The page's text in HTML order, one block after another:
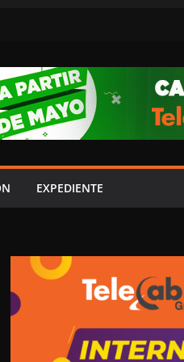
EXPEDIENTE